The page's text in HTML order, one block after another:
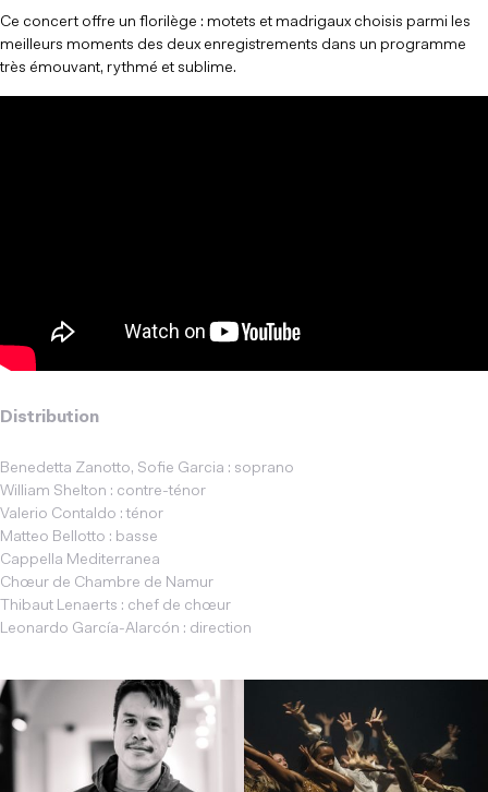
Ce concert offre un florilège : motets et madrigaux choisis parmi les
meilleurs moments des deux enregistrements dans un programme
très émouvant, rythmé et sublime.
Distribution
Benedetta Zanotto, Sofie Garcia : soprano
William Shelton : contre-ténor
Valerio Contaldo : ténor
Matteo Bellotto : basse
Cappella Mediterranea
Chœur de Chambre de Namur
Thibaut Lenaerts : chef de chœur
Leonardo García-Alarcón : direction